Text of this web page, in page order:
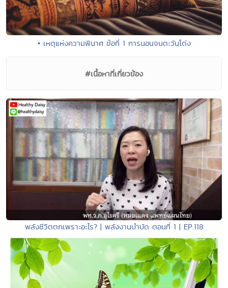
• เหตุแห่งความพินาศ ข้อที่ 1 การนอนจนตะวันโด่ง
#เนื้อหาที่เกี่ยวข้อง
พลังชีวิตตกเพราะอะไร? | พลังงานบำบัด ตอนที่ 1 | EP.118